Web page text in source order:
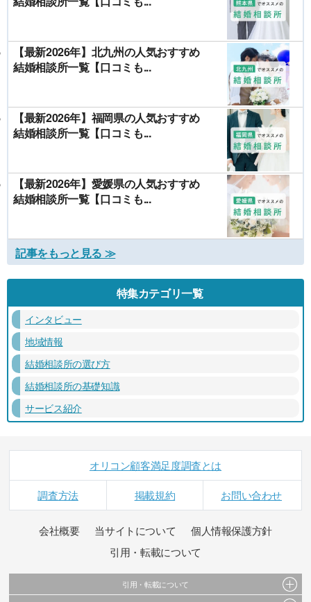
【最新2026年】北九州の人気おすすめ
結婚相談所一覧【口コミも...
【最新2026年】福岡県の人気おすすめ
結婚相談所一覧【口コミも...
【最新2026年】愛媛県の人気おすすめ
結婚相談所一覧【口コミも...
記事をもっと見る ≫
特集カテゴリ一覧
インタビュー
地域情報
結婚相談所の選び方
結婚相談所の基礎知識
サービス紹介
オリコン顧客満足度調査とは
調査方法 掲載規約 お問い合わせ
会社概要 当サイトについて
個人情報保護方針
引用・転載について
引用・転載について